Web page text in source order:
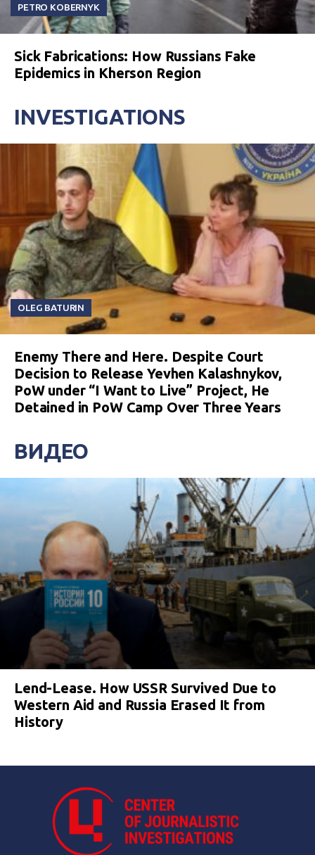
PETRO KOBERNYK
Sick Fabrications: How Russians Fake
Epidemics in Kherson Region
INVESTIGATIONS
OLEG BATURIN
Enemy There and Here. Despite Court
Decision to Release Yevhen Kalashnykov,
PoW under “I Want to Live” Project, He
Detained in PoW Camp Over Three Years
ВИДЕО
Lend-Lease. How USSR Survived Due to
Western Aid and Russia Erased It from
History